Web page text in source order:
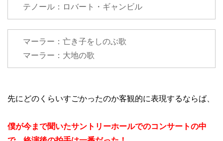
テノール：ロバート・ギャンビル
マーラー：亡き子をしのぶ歌
マーラー：大地の歌
先にどのくらいすごかったのか客観的に表現するならば、
僕が今まで聞いたサントリーホールでのコンサートの中